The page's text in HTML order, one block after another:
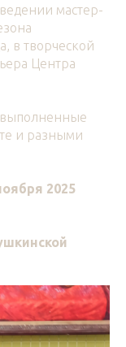
мастер-
в творческой
Центра
выполненные
и разными
2025